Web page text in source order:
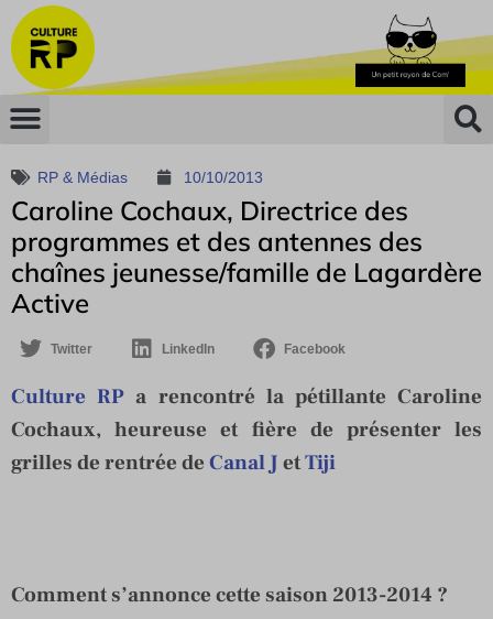
RP & Médias 10/10/2013
Caroline Cochaux, Directrice des
programmes et des antennes des
chaînes jeunesse/famille de Lagardère
Active
Twitter LinkedIn Facebook
Culture RP a rencontré la pétillante Caroline
Cochaux, heureuse et fière de présenter les
grilles de rentrée de Canal J etTiji
Comment s’annonce cette saison 2013-2014 ?